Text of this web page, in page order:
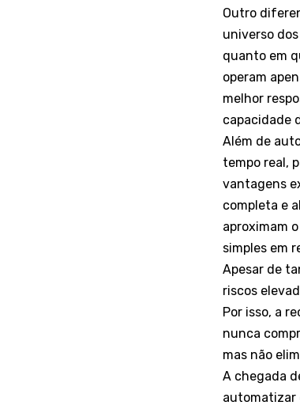
Outro
universo
quanto em
operam
melhor
capacidade
Além de
tempo real,
vantagens
completa e
aproximam
simples em
Apesar de
riscos
Por isso, a
nunca
mas não
A chegada
automatizar